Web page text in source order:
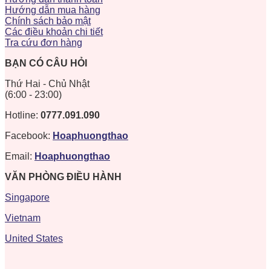
Hướng dẫn mua hàng
Chính sách bảo mật
Các điều khoản chi tiết
Tra cứu đơn hàng
BẠN CÓ CÂU HỎI
Thứ Hai - Chủ Nhật
(6:00 - 23:00)
Hotline: 0777.091.090
Facebook: Hoaphuongthao
Email: Hoaphuongthao
VĂN PHÒNG ĐIỀU HÀNH
Singapore
Vietnam
United States